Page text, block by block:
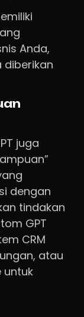
Anda,
diberikan
juga
dengan
tindakan
GPT
CRM
atau